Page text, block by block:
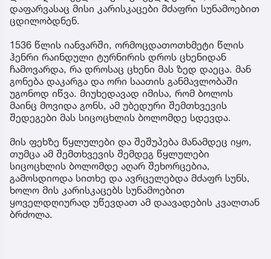
დაფარვასაც მისი კარისკაცები მძაფრი სუნამოებით
ცდილობდნენ.
1536 წლის იანვარში, ორმოცდათოთხმეტი წლის
ჰენრი რაინდული ტურნირის დროს ცხენიდან
ჩამოვარდა, რა დროსაც ცხენი მას ზედ დაეცა. მან
გონება დაკარგა და ორი საათის განმავლობაში
უგონოდ იწვა. მიუხედავად იმისა, რომ ბოლოს
მაინც მოვიდა გონს, ამ უბედური შემთხვევის
შედეგები მას სიცოცხლის ბოლომდე სდევდა.
მის ფეხზე წყლულები და შეშუპება მანამდეც იყო,
თუმცა ამ შემთხვევის შემდეგ წყლულები
სიცოცხლის ბოლომდე აღარ შეხორცებია,
გამოსდიოდა სითხე და ავრცელებდა მძაფრ სუნს,
ხოლო მის კარისკაცებს სუნამოებით
ყოველდღიურად უწევდათ ამ დაავადების კვალთან
ბრძოლა.